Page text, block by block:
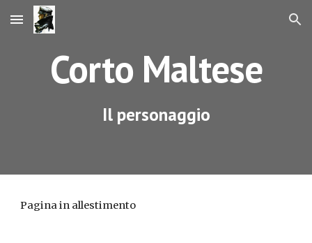
Skip to main content Skip to navigation
Corto Maltese
Il personaggio
Pagina in allestimento